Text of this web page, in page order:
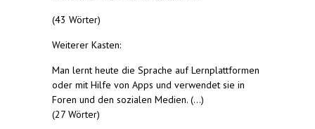
(43 Wörter)
Weiterer Kasten:
Man lernt heute die Sprache auf Lernplattformen
oder mit Hilfe von Apps und verwendet sie in
Foren und den sozialen Medien. (...)
(27 Wörter)